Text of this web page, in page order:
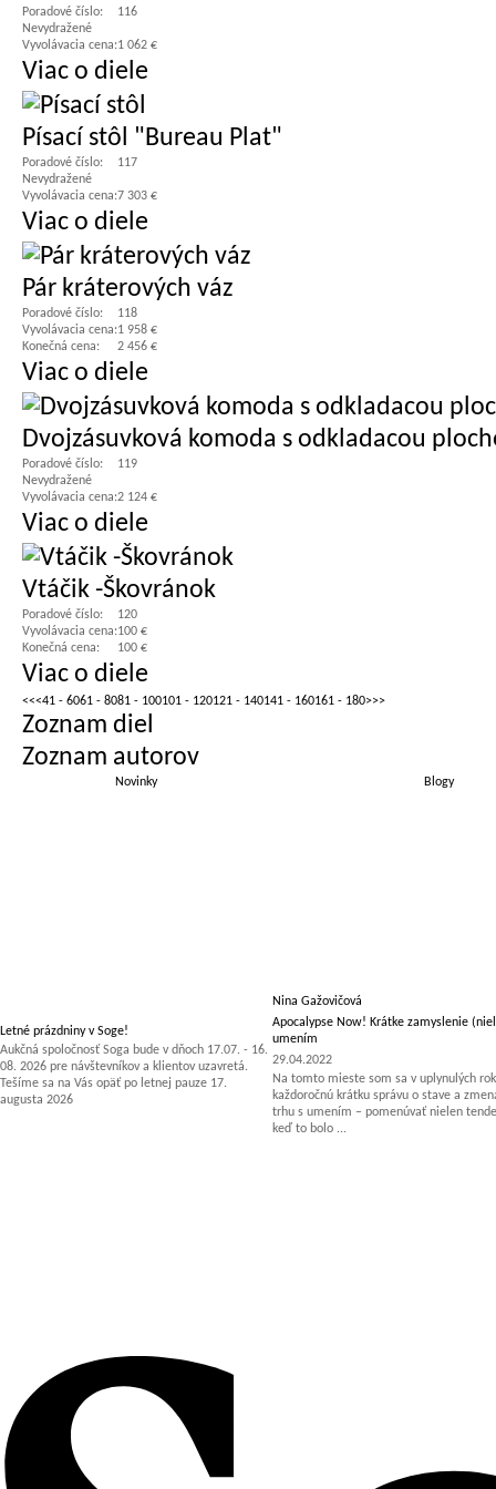
Poradové číslo:
116
Nevydražené
Vyvolávacia cena:1 062 €
Viac o diele
Písací stôl "Bureau Plat"
Poradové číslo:
117
Nevydražené
Vyvolávacia cena:7 303 €
Viac o diele
Pár kráterových váz
Poradové číslo:
118
Vyvolávacia cena:1 958 €
Konečná cena:
2 456 €
Viac o diele
Dvojzásuvková komoda s odkladacou
Poradové číslo:
119
Nevydražené
Vyvolávacia cena:2 124 €
Viac o diele
Vtáčik -Škovránok
Poradové číslo:
120
Vyvolávacia cena:100 €
Konečná cena:
100 €
Viac o diele
<<<41 - 6061 - 8081 - 100101 - 120121 - 140141 - 160161 - 180>>>
Zoznam diel
Zoznam autorov
Novinky Blogy
Letné prázdniny v Soge!
Aukčná spoločnosť Soga bude v dňoch 17.07. - 16.
08. 2026 pre návštevníkov a klientov uzavretá.
Tešíme sa na Vás opäť po letnej pauze 17.
augusta 2026
Nina Gažovičová
Apocalypse Now! Krátke zamyslenie
umením
29.04.2022
Na tomto mieste som sa v uplynulých
každoročnú krátku správu o stave a
trhu s umením – pomenúvať nielen
keď to bolo ...